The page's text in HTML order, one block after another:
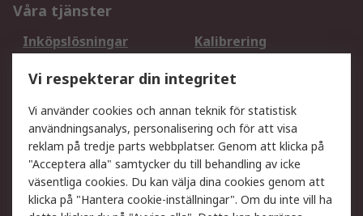
Våra tjänster
Inköpslösningar
Kalibrering
DesignSpark
Teknisk Support
Ditt lokala säljteam
Exportlösningar
Support
Få hjälp
Retur av varor
Leverans
Spåra din order
Vi respekterar din integritet
Vi använder cookies och annan teknik för statistisk
användningsanalys, personalisering och för att visa
reklam på tredje parts webbplatser. Genom att klicka på
"Acceptera alla" samtycker du till behandling av icke
väsentliga cookies. Du kan välja dina cookies genom att
klicka på "Hantera cookie-inställningar". Om du inte vill ha